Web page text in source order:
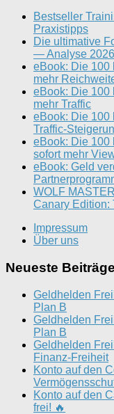
Bestseller
Praxistipps
Die ultimative
— Analyse 2026
eBook: Die 100
mehr
eBook: Die 100
mehr Traffic
eBook: Die 100
Traffic-
eBook: Die 100
sofort mehr
eBook: Geld
WOLF
Canary Edition:
Impressum
Über uns
Neueste Beiträge
Geldhelden
Plan B
Geldhelden
Plan B
Geldhelden
Finanz-Freiheit
Konto auf den
Konto auf den
frei! 🔥